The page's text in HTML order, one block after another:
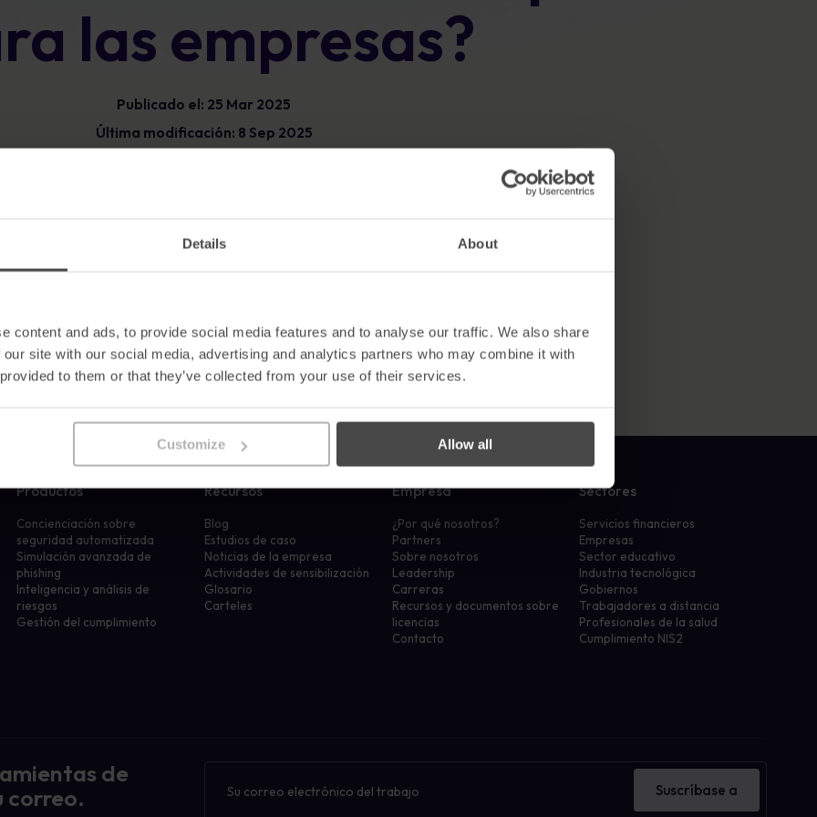
Details About
content and ads, to provide social media features and to analyse our traffic. We also share
site with our social media, advertising and analytics partners who may combine it with
to them or that they’ve collected from your use of their services.
Customize Allow all
exposición y mostrar un progreso
mensurable.
cumplimiento y proteger la reputación
Glosario
Definiciones de ciberseguridad que debe
conocer
Carteles
Imágenes atractivas que refuerzan el
comportamiento seguro cada día.
las empresas?
Publicado el: 25 Mar 2025
Última modificación: 8 Sep 2025
Productos
Concienciación sobre
seguridad automatizada
Simulación avanzada de
phishing
Inteligencia y análisis de
riesgos
Gestión del cumplimiento
Recursos
Blog
Estudios de caso
Noticias de la empresa
Actividades de sensibilización
Glosario
Carteles
Empresa
¿Por qué nosotros?
Partners
Sobre nosotros
Leadership
Carreras
Recursos y documentos sobre
licencias
Contacto
Sectores
Servicios financieros
Empresas
Sector educativo
Industria tecnológica
Gobiernos
Trabajadores a distancia
Profesionales de la salud
Cumplimiento NIS2
de
correo.
Suscríbase a